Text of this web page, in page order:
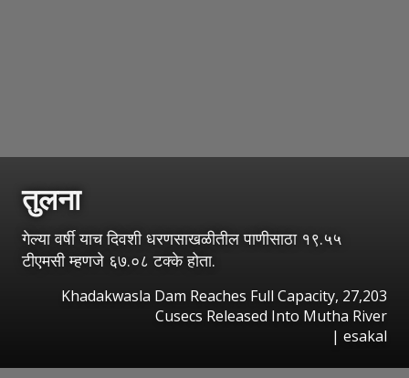
तुलना
गेल्या वर्षी याच दिवशी धरणसाखळीतील पाणीसाठा १९.५५
टीएमसी म्हणजे ६७.०८ टक्के होता.
Khadakwasla Dam Reaches Full Capacity, 27,203
Cusecs Released Into Mutha River
| esakal